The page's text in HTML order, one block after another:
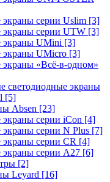
серии Uslim [3]
серии UTW [3]
экраны UMini [3]
экраны UMicro [3]
«Всё-в-одном»
светодиодные экраны
[5]
Absen [23]
серии iCon [4]
серии N Plus [7]
серии CR [4]
серии А27 [6]
[2]
Leyard [16]